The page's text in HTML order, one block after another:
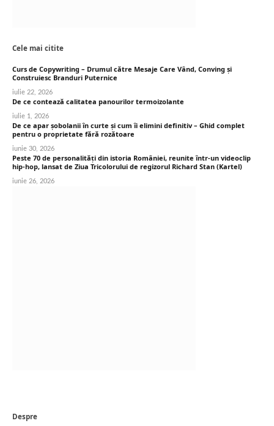
Cele mai citite
Curs de Copywriting – Drumul către Mesaje Care Vând, Conving și
Construiesc Branduri Puternice
iulie 22, 2026
De ce contează calitatea panourilor termoizolante
iulie 1, 2026
De ce apar șobolanii în curte și cum îi elimini definitiv – Ghid complet
pentru o proprietate fără rozătoare
iunie 30, 2026
Peste 70 de personalități din istoria României, reunite într-un videoclip
hip-hop, lansat de Ziua Tricolorului de regizorul Richard Stan (Kartel)
iunie 26, 2026
Despre